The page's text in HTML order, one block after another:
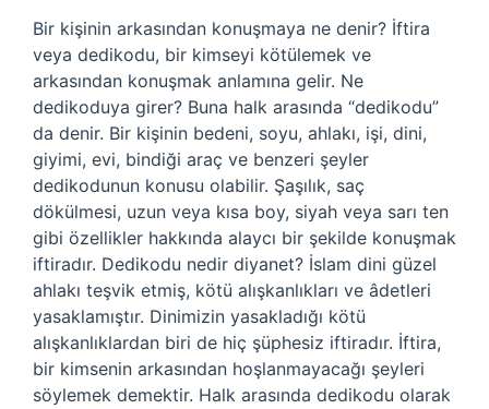
Bir kişinin arkasından konuşmaya ne denir? İftira
veya dedikodu, bir kimseyi kötülemek ve
arkasından konuşmak anlamına gelir. Ne
dedikoduya girer? Buna halk arasında “dedikodu”
da denir. Bir kişinin bedeni, soyu, ahlakı, işi, dini,
giyimi, evi, bindiği araç ve benzeri şeyler
dedikodunun konusu olabilir. Şaşılık, saç
dökülmesi, uzun veya kısa boy, siyah veya sarı ten
gibi özellikler hakkında alaycı bir şekilde konuşmak
iftiradır. Dedikodu nedir diyanet? İslam dini güzel
ahlakı teşvik etmiş, kötü alışkanlıkları ve âdetleri
yasaklamıştır. Dinimizin yasakladığı kötü
alışkanlıklardan biri de hiç şüphesiz iftiradır. İftira,
bir kimsenin arkasından hoşlanmayacağı şeyleri
söylemek demektir. Halk arasında dedikodu olarak